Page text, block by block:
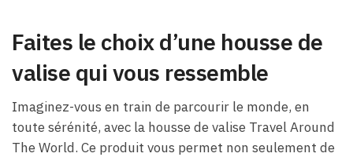
Faites le choix d’une housse de
valise qui vous ressemble
Imaginez-vous en train de parcourir le monde, en
toute sérénité, avec la housse de valise Travel Around
The World. Ce produit vous permet non seulement de